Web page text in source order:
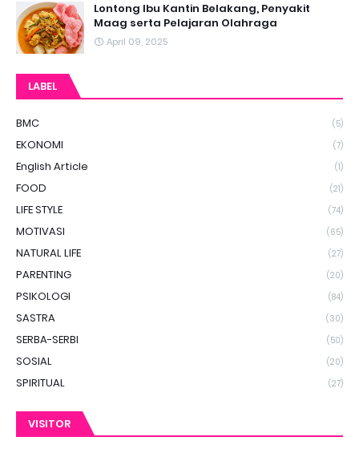
Lontong Ibu Kantin Belakang, Penyakit
Maag serta Pelajaran Olahraga
April 09, 2025
LABEL
BMC (5)
EKONOMI (7)
English Article (1)
FOOD (21)
LIFE STYLE (74)
MOTIVASI (65)
NATURAL LIFE (27)
PARENTING (20)
PSIKOLOGI (84)
SASTRA (30)
SERBA-SERBI (50)
SOSIAL (20)
SPIRITUAL (27)
VISITOR